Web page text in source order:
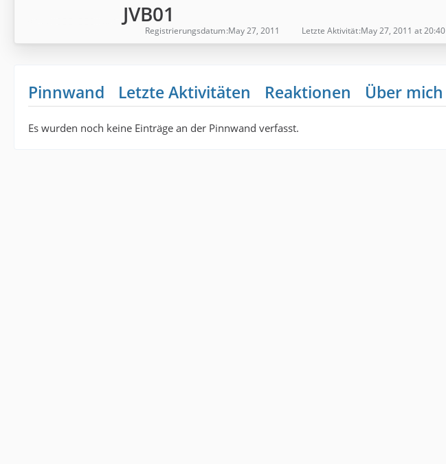
JVB01
Registrierungsdatum May 27, 2011 Letzte Aktivität May 27, 2011 at 20:40
Pinnwand Letzte Aktivitäten Reaktionen Über mich
Es wurden noch keine Einträge an der Pinnwand verfasst.